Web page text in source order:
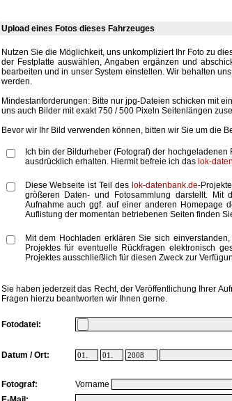
Upload eines Fotos dieses Fahrzeuges
Nutzen Sie die Möglichkeit, uns unkompliziert Ihr Foto zu
der Festplatte auswählen, Angaben ergänzen und
bearbeiten und in unser System einstellen. Wir behalten
werden.
Mindestanforderungen: Bitte nur jpg-Dateien schicken mit
uns auch Bilder mit exakt 750 / 500 Pixeln Seitenlängen
Bevor wir Ihr Bild verwenden können, bitten wir Sie um die
Ich bin der Bildurheber (Fotograf) der
ausdrücklich erhalten. Hiermit befreie ich das lok-
Diese Webseite ist Teil des lok-datenbank.de-
größeren Daten- und Fotosammlung darstellt.
Aufnahme auch ggf. auf einer anderen Homepage
Auflistung der momentan betriebenen Seiten finden
Mit dem Hochladen erklären Sie sich
Projektes für eventuelle Rückfragen elektronisch
Projektes ausschließlich für diesen Zweck zur
Sie haben jederzeit das Recht, der Veröffentlichung Ihrer
Fragen hierzu beantworten wir Ihnen gerne.
Fotodatei:
Datum / Ort:
Fotograf: Vorname